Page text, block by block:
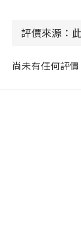
尚未有任何評價